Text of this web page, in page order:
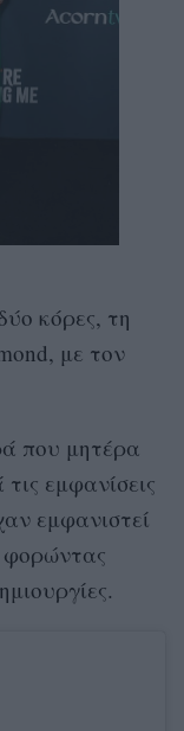
κόρες, τη
με τον
που μητέρα
εμφανίσεις
εμφανιστεί
φορώντας